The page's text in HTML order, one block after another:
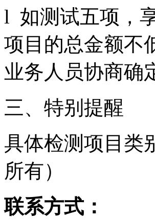
l 如测试五项，
项目的总金额不
业务人员协商确
三、特别提醒
具体检测项目类
所有）
联系方式：